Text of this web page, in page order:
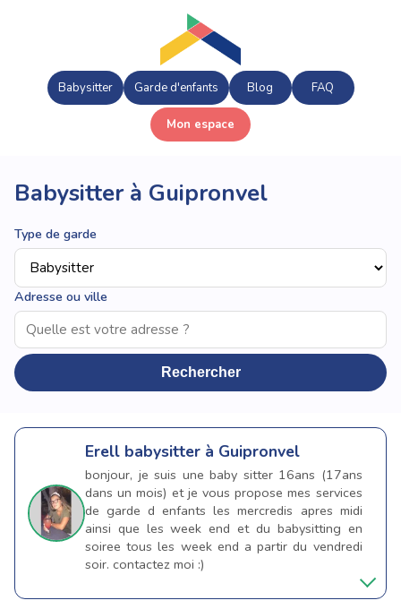
Babysitter Garde d'enfants Blog FAQ
Mon espace
Babysitter à Guipronvel
Type de garde
Adresse ou ville
Rechercher
Erell babysitter à Guipronvel
bonjour, je suis une baby sitter 16ans (17ans
dans un mois) et je vous propose mes services
de garde d enfants les mercredis apres midi
ainsi que les week end et du babysitting en
soiree tous les week end a partir du vendredi
soir. contactez moi :)